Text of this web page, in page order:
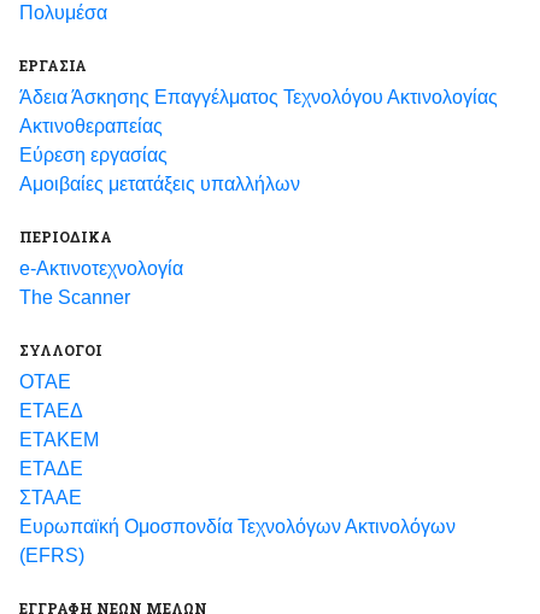
Πολυμέσα
ΕΡΓΑΣΙΑ
Άδεια Άσκησης Επαγγέλματος Τεχνολόγου Ακτινολογίας
Ακτινοθεραπείας
Εύρεση εργασίας
Αμοιβαίες μετατάξεις υπαλλήλων
ΠΕΡΙΟΔΙΚΑ
e-Ακτινοτεχνολογία
The Scanner
ΣΥΛΛΟΓΟΙ
ΟΤΑΕ
ΕΤΑΕΔ
ΕΤΑΚΕΜ
ΕΤΑΔΕ
ΣΤΑΑΕ
Ευρωπαϊκή Ομοσπονδία Τεχνολόγων Ακτινολόγων
(EFRS)
ΕΓΓΡΑΦΗ ΝΕΩΝ ΜΕΛΩΝ